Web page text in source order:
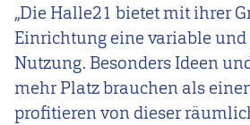
„Die Halle21 bietet mit ihrer
Einrichtung eine variable
Nutzung. Besonders Ideen
mehr Platz brauchen als
profitieren von dieser